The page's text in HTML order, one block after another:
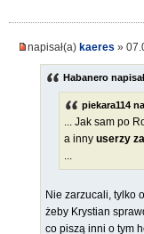
napisał(a) kaeres »
Habanero
piekara114
... Jak sam po
a inny userzy
...
Nie zarzucali, tylko
żeby Krystian
co piszą inni o tym